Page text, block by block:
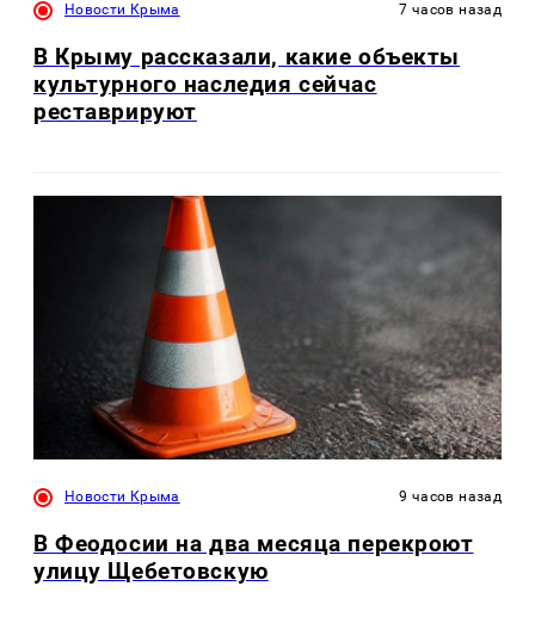
Новости Крыма 7 часов назад
В Крыму рассказали, какие объекты
культурного наследия сейчас
реставрируют
Новости Крыма 9 часов назад
В Феодосии на два месяца перекроют
улицу Щебетовскую